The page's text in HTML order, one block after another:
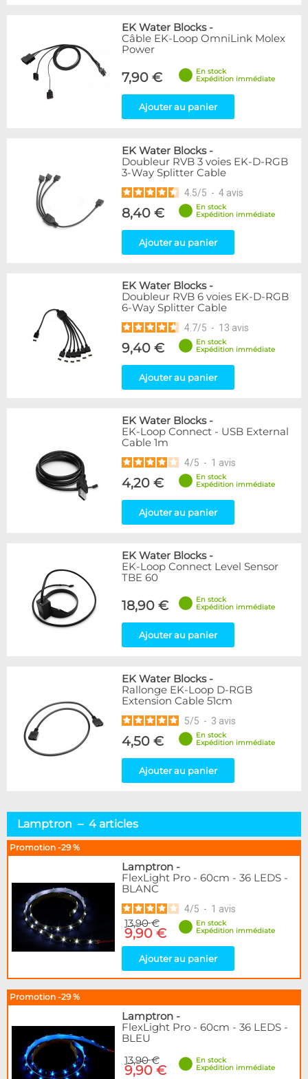
EK Water Blocks-
Câble EK-Loop OmniLink Molex
Power
7,90 €
En stock
Expédition immédiate
Ajouter au panier
EK Water Blocks-
Doubleur RVB 3 voies EK-D-RGB
3-Way Splitter Cable
4.5/5 - 4 avis
8,40 €
En stock
Expédition immédiate
Ajouter au panier
EK Water Blocks-
Doubleur RVB 6 voies EK-D-RGB
6-Way Splitter Cable
4.7/5 - 13 avis
9,40 €
En stock
Expédition immédiate
Ajouter au panier
EK Water Blocks-
EK-Loop Connect - USB External
Cable 1m
4/5 - 1 avis
4,20 €
En stock
Expédition immédiate
Ajouter au panier
EK Water Blocks-
EK-Loop Connect Level Sensor
TBE 60
18,90 €
En stock
Expédition immédiate
Ajouter au panier
EK Water Blocks-
Rallonge EK-Loop D-RGB
Extension Cable 51cm
5/5 - 3 avis
4,50 €
En stock
Expédition immédiate
Ajouter au panier
Lamptron – 4 articles
Promotion -29 %
Lamptron -
FlexLight Pro - 60cm - 36 LEDS -
BLANC
4/5 - 1 avis
13,90 €
9,90 €
En stock
Expédition immédiate
Ajouter au panier
Promotion -29 %
Lamptron -
FlexLight Pro - 60cm - 36 LEDS -
BLEU
13,90 €
9,90 €
En stock
Expédition immédiate